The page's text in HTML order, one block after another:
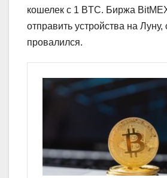
кошелек с 1 BTC. Биржа
отправить устройства на Луну,
провалился.